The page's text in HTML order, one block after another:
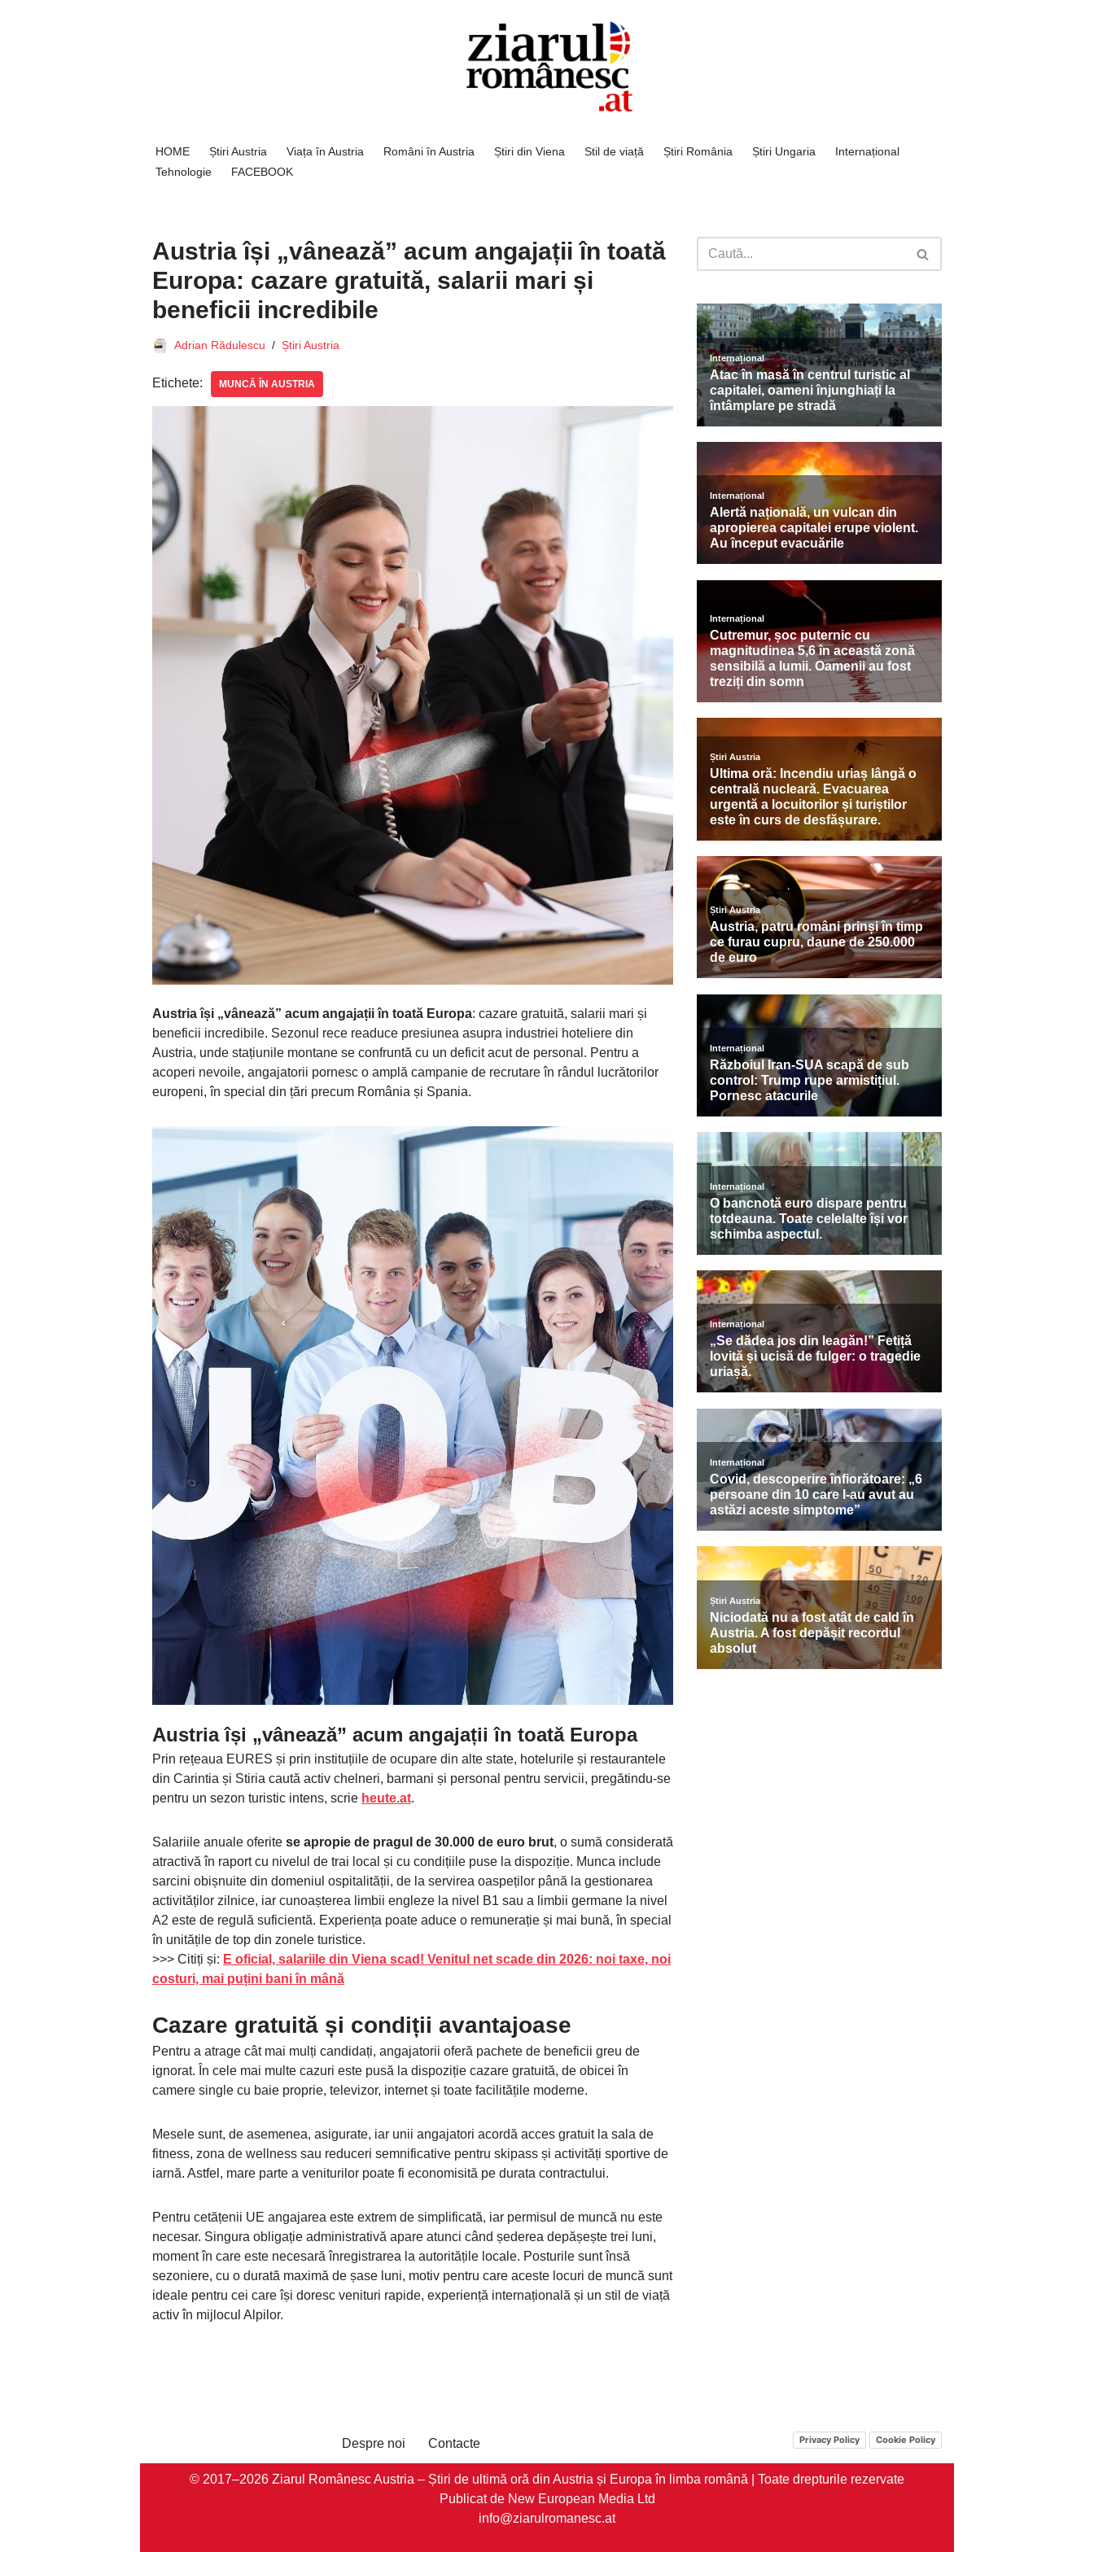
HOME Știri Austria Viața în Austria Români în Austria Știri din Viena Stil de viață Știri România Știri Ungaria
Internațional
Tehnologie
FACEBOOK
Austria își „vânează” acum angajații în toată
Europa: cazare gratuită, salarii mari și
beneficii incredibile
Adrian Rădulescu Știri Austria
Etichete: MUNCĂ ÎN AUSTRIA
Austria își „vânează” acum angajații în toată Europa: cazare gratuită, salarii mari și
beneficii incredibile. Sezonul rece readuce presiunea asupra industriei hoteliere din
Austria, unde stațiunile montane se confruntă cu un deficit acut de personal. Pentru a
acoperi nevoile, angajatorii pornesc o amplă campanie de recrutare în rândul lucrătorilor
europeni, în special din țări precum România și Spania.
Austria își „vânează” acum angajații în toată Europa
Prin rețeaua EURES și prin instituțiile de ocupare din alte state, hotelurile și restaurantele
din Carintia și Stiria caută activ chelneri, barmani și personal pentru servicii, pregătindu-se
pentru un sezon turistic intens, scrie heute.at.
Salariile anuale oferite se apropie de pragul de 30.000 de euro brut, o sumă considerată
atractivă în raport cu nivelul de trai local și cu condițiile puse la dispoziție. Munca include
sarcini obișnuite din domeniul ospitalității, de la servirea oaspeților până la gestionarea
activităților zilnice, iar cunoașterea limbii engleze la nivel B1 sau a limbii germane la nivel
A2 este de regulă suficientă. Experiența poate aduce o remunerație și mai bună, în special
în unitățile de top din zonele turistice.
>>> Citiți și: E oficial, salariile din Viena scad! Venitul net scade din 2026: noi taxe, noi
costuri, mai puțini bani în mână
Cazare gratuită și condiții avantajoase
Pentru a atrage cât mai mulți candidați, angajatorii oferă pachete de beneficii greu de
ignorat. În cele mai multe cazuri este pusă la dispoziție cazare gratuită, de obicei în
camere single cu baie proprie, televizor, internet și toate facilitățile moderne.
Mesele sunt, de asemenea, asigurate, iar unii angajatori acordă acces gratuit la sala de
fitness, zona de wellness sau reduceri semnificative pentru skipass și activități sportive de
iarnă. Astfel, mare parte a veniturilor poate fi economisită pe durata contractului.
Pentru cetățenii UE angajarea este extrem de simplificată, iar permisul de muncă nu este
necesar. Singura obligație administrativă apare atunci când șederea depășește trei luni,
moment în care este necesară înregistrarea la autoritățile locale. Posturile sunt însă
sezoniere, cu o durată maximă de șase luni, motiv pentru care aceste locuri de muncă sunt
ideale pentru cei care își doresc venituri rapide, experiență internațională și un stil de viață
activ în mijlocul Alpilor.
Despre noi Contacte Privacy Policy Cookie Policy
© 2017–2026 Ziarul Românesc Austria – Știri de ultimă oră din Austria și Europa în limba română | Toate drepturile rezervate
Publicat de New European Media Ltd
info@ziarulromanesc.at